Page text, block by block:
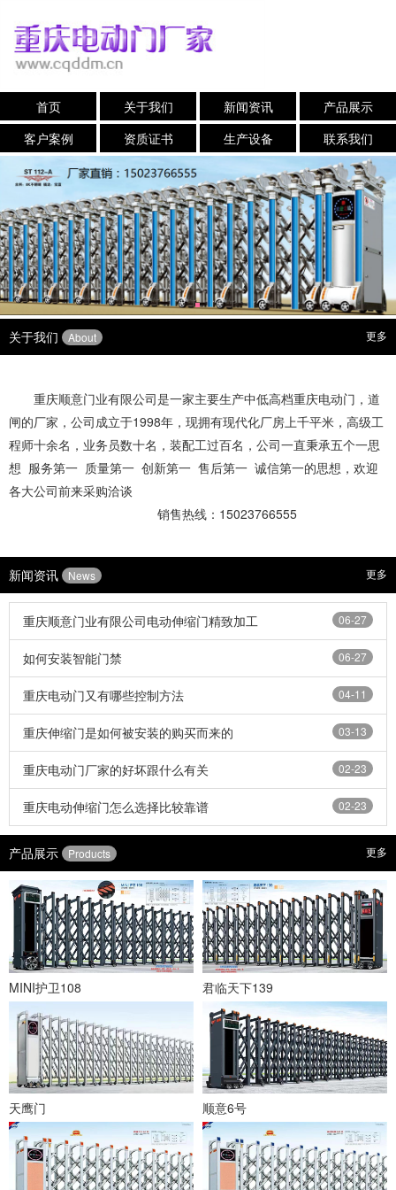
首页 关于我们 新闻资讯
产品展示
客户案例
资质证书 生产设备 联系我们
关于我们 About 更多
重庆顺意门业有限公司是一家主要生产中低高档重庆电动门 ，道
闸的厂家，公司成立于1998年，现拥有现代化厂房上千平米，高级工
程师十余名，业务员数十名，装配工过百名，公司一直秉承五个一思
想 服务第一 质量第一 创新第一 售后第一 诚信第一的思想，欢迎
各大公司前来采购洽谈
销售热线：15023766555
新闻资讯 News 更多
06-27
重庆顺意门业有限公司电动伸缩门精致加工
06-27
如何安装智能门禁
04-11
重庆电动门又有哪些控制方法
03-13
重庆伸缩门是如何被安装的购买而来的
02-23
重庆电动门厂家的好坏跟什么有关
02-23
重庆电动伸缩门怎么选择比较靠谱
产品展示 Products 更多
MINI护卫108 君临天下139
天鹰门 顺意6号